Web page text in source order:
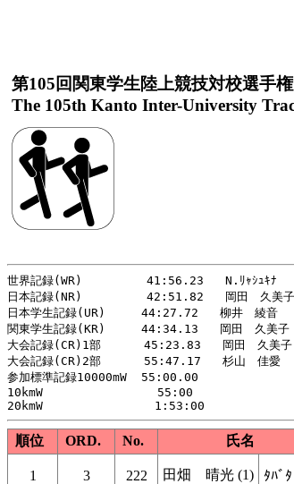
第105回関東学生陸上競技対校選手
The 105th Kanto Inter-University
世界記録(WR)         41:56.23   N.ﾘｬｼｭ
日本記録(NR)         42:51.82   岡田　久美
日本学生記録(UR)     44:27.72   柳井　綾
関東学生記録(KR)     44:34.13   岡田　久
大会記録(CR)1部      45:23.83   岡田　久
大会記録(CR)2部      55:47.17   杉山　佳愛
参加標準記録10000mW  55:00.00
10kmW                55:00
順位 ORD. No. 氏名
1 3 222 田畑 晴光 (1) ﾀﾊﾞ